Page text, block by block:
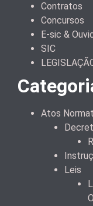
Contratos
Concursos
E-sic &
SIC
Atos
Leis